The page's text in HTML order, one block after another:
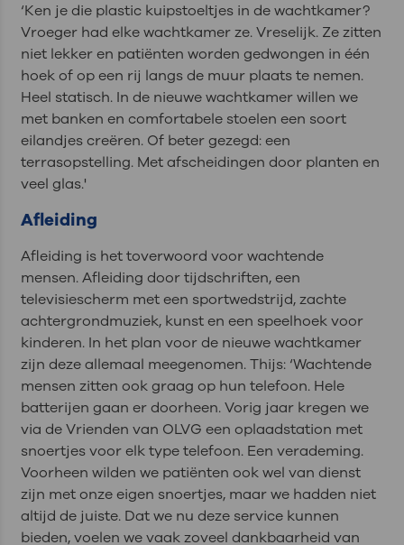
‘Ken je die plastic kuipstoeltjes in de wachtkamer?
Vroeger had elke wachtkamer ze. Vreselijk. Ze zitten
niet lekker en patiënten worden gedwongen in één
hoek of op een rij langs de muur plaats te nemen.
Heel statisch. In de nieuwe wachtkamer willen we
met banken en comfortabele stoelen een soort
eilandjes creëren. Of beter gezegd: een
terrasopstelling. Met afscheidingen door planten en
veel glas.'
Afleiding
Afleiding is het toverwoord voor wachtende
mensen. Afleiding door tijdschriften, een
televisiescherm met een sportwedstrijd, zachte
achtergrondmuziek, kunst en een speelhoek voor
kinderen. In het plan voor de nieuwe wachtkamer
zijn deze allemaal meegenomen. Thijs: ‘Wachtende
mensen zitten ook graag op hun telefoon. Hele
batterijen gaan er doorheen. Vorig jaar kregen we
via de Vrienden van OLVG een oplaadstation met
snoertjes voor elk type telefoon. Een verademing.
Voorheen wilden we patiënten ook wel van dienst
zijn met onze eigen snoertjes, maar we hadden niet
altijd de juiste. Dat we nu deze service kunnen
bieden, voelen we vaak zoveel dankbaarheid van